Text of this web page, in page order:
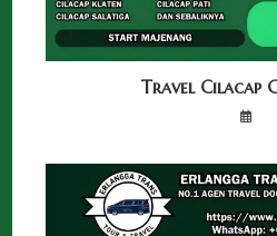
Travel Cilacap